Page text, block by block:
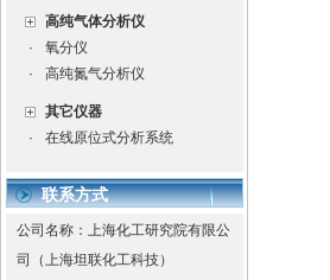
高纯气体分析仪
·
氧分仪
·
高纯氮气分析仪
其它仪器
·
在线原位式分析系统
联系方式
公司名称：上海化工研究院有限公
司（上海坦联化工科技）